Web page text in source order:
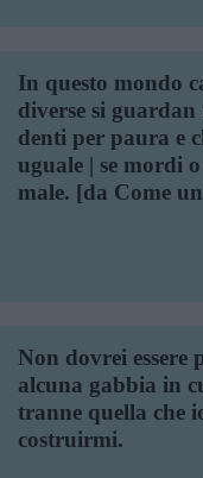
In questo mondo
diverse si
denti per paura e
uguale | se mordi
male. [da Come
Non dovrei essere
alcuna gabbia in
tranne quella che
costruirmi.